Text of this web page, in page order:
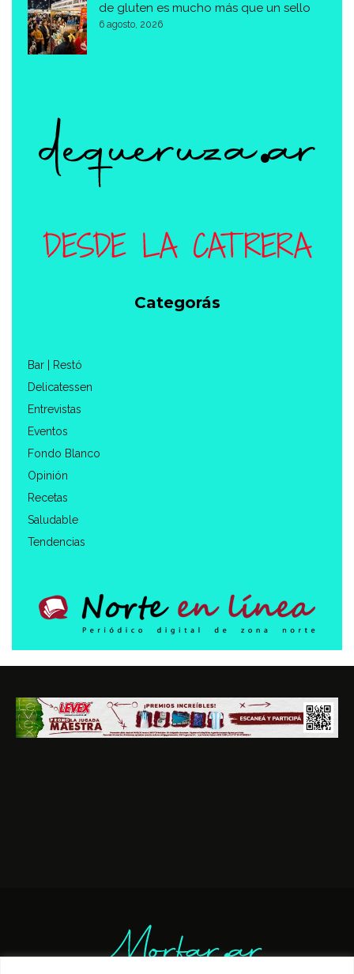
de gluten es mucho más que un sello
6 agosto, 2026
Categorás
Bar | Restó
Delicatessen
Entrevistas
Eventos
Fondo Blanco
Opinión
Recetas
Saludable
Tendencias